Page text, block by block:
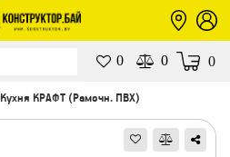
0 0 0
Кухня КРАФТ (Рамочн. ПВХ)